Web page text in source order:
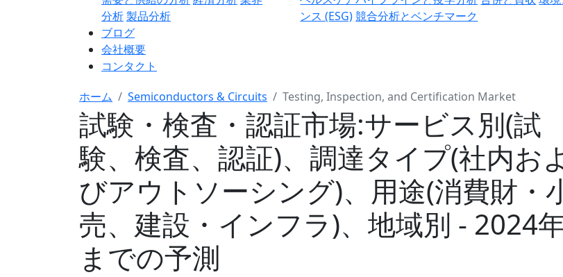
分析製品分析
ンス (ESG)競合分析とベンチマーク
ブログ
会社概要
コンタクト
ホーム Semiconductors & Circuits Testing, Inspection, and Certification Market
試験・検査・認証市場:サービス別(試
験、検査、認証)、調達タイプ(社内お
びアウトソーシング)、用途(消費財・
売、建設・インフラ)、地域別 - 2024
までの予測